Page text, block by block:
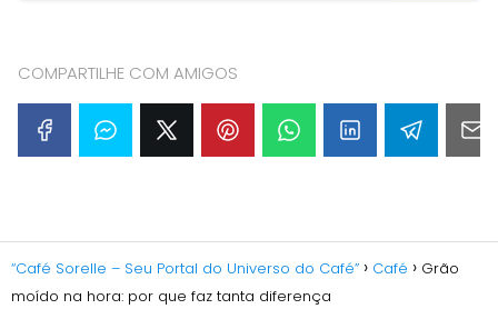
COMPARTILHE COM AMIGOS
“Café Sorelle – Seu Portal do Universo do Café” Café
Grão
moído na hora: por que faz tanta diferença